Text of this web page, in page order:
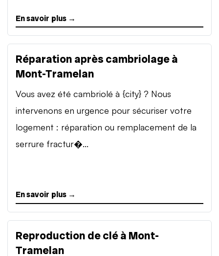
En savoir plus →
Réparation après cambriolage à
Mont-Tramelan
Vous avez été cambriolé à {city} ? Nous
intervenons en urgence pour sécuriser votre
logement : réparation ou remplacement de la
serrure fractur�...
En savoir plus →
Reproduction de clé à Mont-
Tramelan